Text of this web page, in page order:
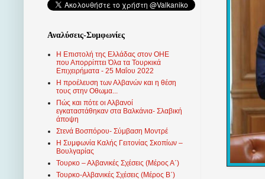
Αναλύσεις-Συμφωνίες
Η Επιστολή της Ελλάδας στον ΟΗΕ
που Απορρίπτει Όλα τα Τουρκικά
Επιχειρήματα - 25 Μαΐου 2022
Η προέλευση των Αλβανών και η θέση
τους στην Οθωμα...
Πώς και πότε οι Αλβανοί
εγκαταστάθηκαν στα Βαλκάνια- Σλαβική
άποψη
Στενά Βοσπόρου- Σύμβαση Μοντρέ
Η Συμφωνία Καλής Γειτονίας Σκοπίων –
Βουλγαρίας
Τουρκο – Αλβανικές Σχέσεις (Mέρος Α΄)
Τουρκο-Αλβανικές Σχέσεις (Μέρος Β΄)